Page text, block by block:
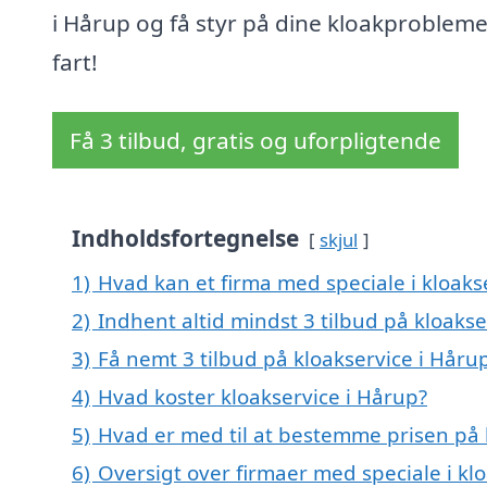
i Hårup og få styr på dine
fart!
Få 3 tilbud, gratis og uforpligtende
Indholdsfortegnelse skjul
1) Hvad kan et firma med speciale i
2) Indhent altid mindst 3 tilbud på
3) Få nemt 3 tilbud på kloakservice i
4) Hvad koster kloakservice i Hårup?
5) Hvad er med til at bestemme prisen på
6) Oversigt over firmaer med speciale i